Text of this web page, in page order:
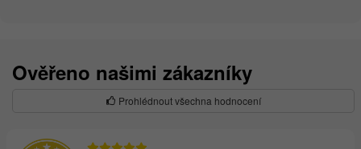
Ověřeno našimi zákazníky
Prohlédnout všechna hodnocení